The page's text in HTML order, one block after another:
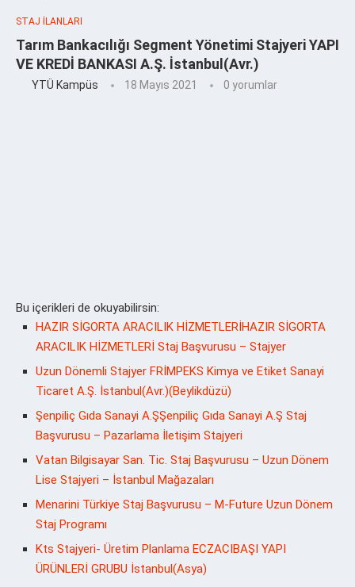
STAJ İLANLARI
Tarım Bankacılığı Segment Yönetimi Stajyeri YAPI
VE KREDİ BANKASI A.Ş. İstanbul(Avr.)
YTÜ Kampüs 18 Mayıs 2021 0 yorumlar
Bu içerikleri de okuyabilirsin:
HAZIR SİGORTA ARACILIK HİZMETLERİHAZIR SİGORTA
ARACILIK HİZMETLERİ Staj Başvurusu – Stajyer
Uzun Dönemli Stajyer FRİMPEKS Kimya ve Etiket Sanayi
Ticaret A.Ş. İstanbul(Avr.)(Beylikdüzü)
Şenpiliç Gıda Sanayi A.ŞŞenpiliç Gıda Sanayi A.Ş Staj
Başvurusu – Pazarlama İletişim Stajyeri
Vatan Bilgisayar San. Tic. Staj Başvurusu – Uzun Dönem
Lise Stajyeri – İstanbul Mağazaları
Menarini Türkiye Staj Başvurusu – M-Future Uzun Dönem
Staj Programı
Kts Stajyeri- Üretim Planlama ECZACIBAŞI YAPI
ÜRÜNLERİ GRUBU İstanbul(Asya)